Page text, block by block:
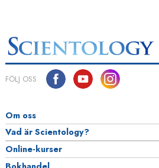
FÖLJ OSS
Om oss
Vad är Scientology?
Online-kurser